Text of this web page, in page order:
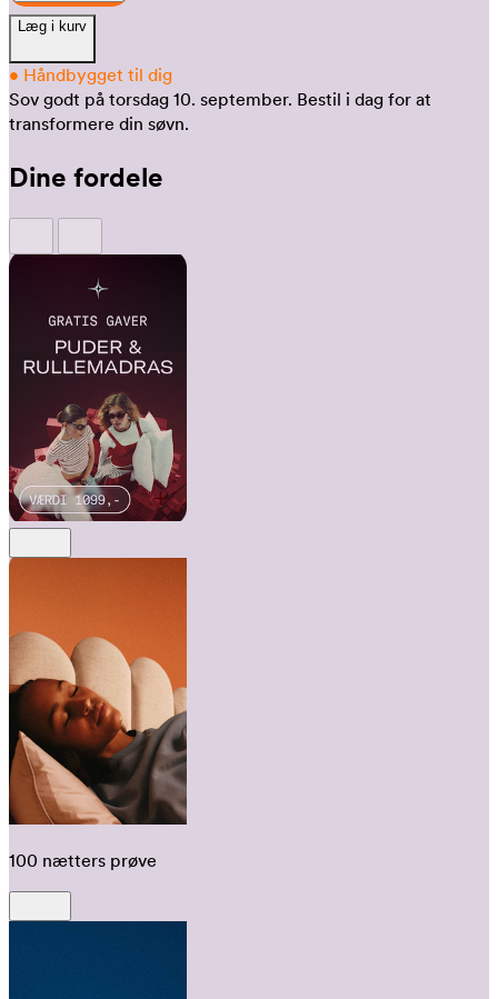
Læg i kurv
• Håndbygget til dig
Sov godt på torsdag 10. september. Bestil i dag for at
transformere din søvn.
Dine fordele
100 nætters prøve